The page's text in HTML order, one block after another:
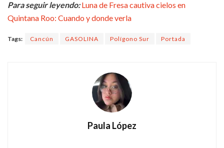
Para seguir leyendo: Luna de Fresa cautiva cielos en
Quintana Roo: Cuando y donde verla
Tags: Cancún GASOLINA Polígono Sur Portada
Paula López